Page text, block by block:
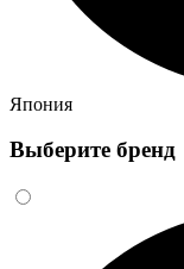
Япония
Выберите бренд